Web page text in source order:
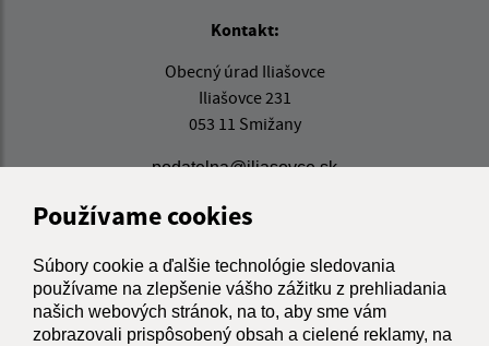
Používame cookies
Súbory cookie a ďalšie technológie sledovania
používame na zlepšenie vášho zážitku z prehliadania
našich webových stránok, na to, aby sme vám
zobrazovali prispôsobený obsah a cielené reklamy, na
Kontakt:
Obecný úrad Iliašovce
Iliašovce 231
053 11 Smižany
podatelna@iliasovce.sk